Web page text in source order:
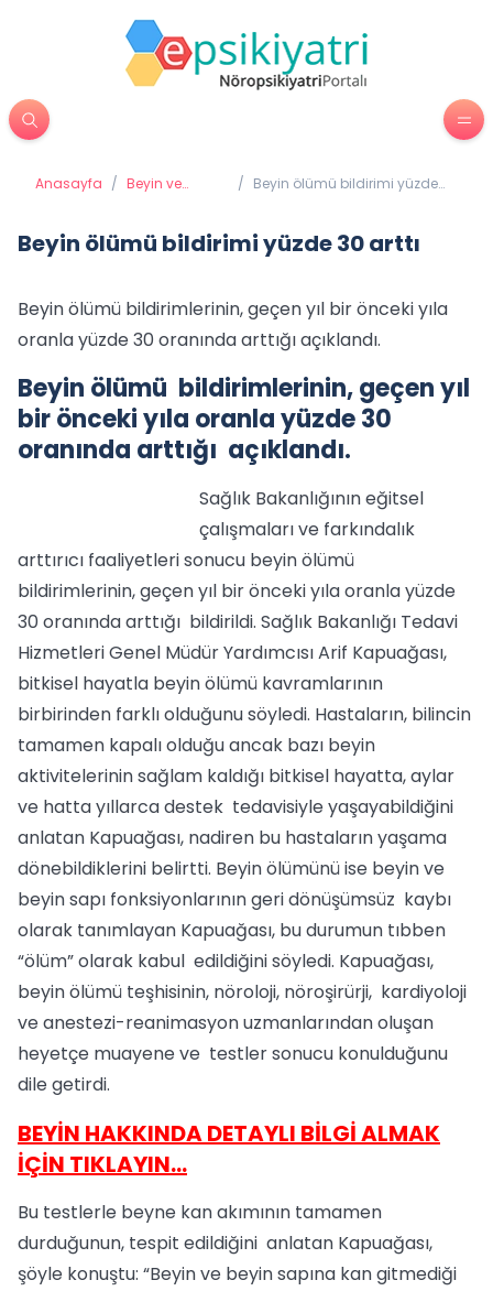
Anasayfa / Beyin ve
/ Beyin ölümü bildirimi yüzde
Beyin ölümü bildirimi yüzde 30 arttı
Beyin ölümü bildirimlerinin, geçen yıl bir önceki yıla
oranla yüzde 30 oranında arttığı açıklandı.
Beyin ölümü bildirimlerinin, geçen yıl
bir önceki yıla oranla yüzde 30
oranında arttığı açıklandı.
Sağlık Bakanlığının eğitsel
çalışmaları ve farkındalık
arttırıcı faaliyetleri sonucu beyin ölümü
bildirimlerinin, geçen yıl bir önceki yıla oranla yüzde
30 oranında arttığı bildirildi. Sağlık Bakanlığı Tedavi
Hizmetleri Genel Müdür Yardımcısı Arif Kapuağası,
bitkisel hayatla beyin ölümü kavramlarının
birbirinden farklı olduğunu söyledi. Hastaların, bilincin
tamamen kapalı olduğu ancak bazı beyin
aktivitelerinin sağlam kaldığı bitkisel hayatta, aylar
ve hatta yıllarca destek tedavisiyle yaşayabildiğini
anlatan Kapuağası, nadiren bu hastaların yaşama
dönebildiklerini belirtti. Beyin ölümünü ise beyin ve
beyin sapı fonksiyonlarının geri dönüşümsüz kaybı
olarak tanımlayan Kapuağası, bu durumun tıbben
“ölüm” olarak kabul edildiğini söyledi. Kapuağası,
beyin ölümü teşhisinin, nöroloji, nöroşirürji, kardiyoloji
ve anestezi-reanimasyon uzmanlarından oluşan
heyetçe muayene ve testler sonucu konulduğunu
dile getirdi.
BEYİN HAKKINDA DETAYLI BİLGİ ALMAK
İÇİN TIKLAYIN...
Bu testlerle beyne kan akımının tamamen
durduğunun, tespit edildiğini anlatan Kapuağası,
şöyle konuştu: “Beyin ve beyin sapına kan gitmediği